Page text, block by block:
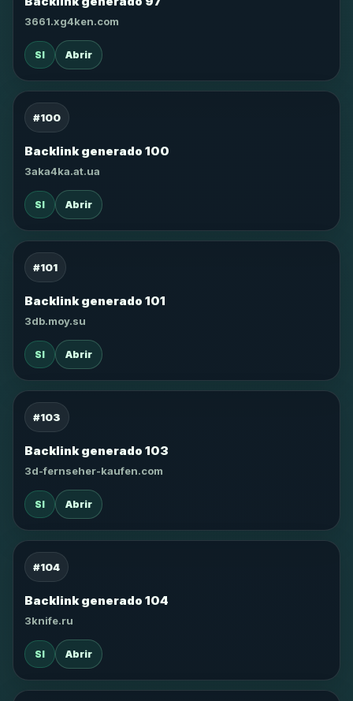
3661.xg4ken.com
SI Abrir
#100
Backlink generado 100
3aka4ka.at.ua
SI Abrir
#101
Backlink generado 101
3db.moy.su
SI Abrir
#103
Backlink generado 103
3d-fernseher-kaufen.com
SI Abrir
#104
Backlink generado 104
3knife.ru
SI Abrir